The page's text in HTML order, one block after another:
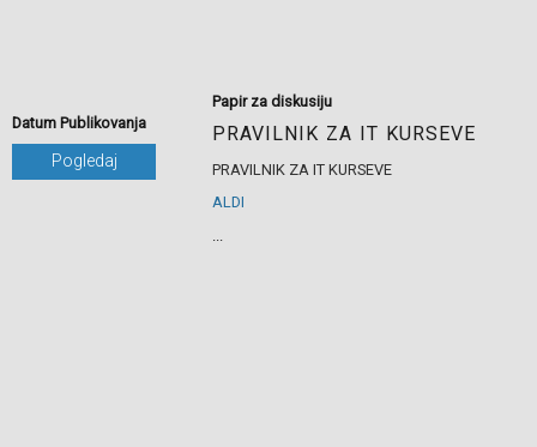
Datum Publikovanja
Pogledaj
Papir za diskusiju
PRAVILNIK ZA IT KURSEVE
PRAVILNIK ZA IT KURSEVE
ALDI
...